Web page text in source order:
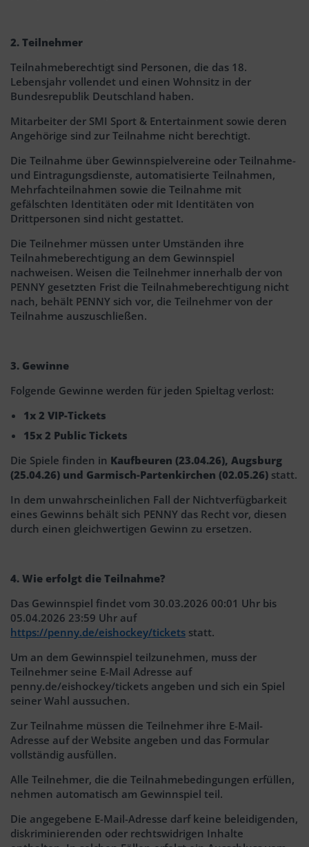
2. Teilnehmer
Teilnahmeberechtigt sind Personen, die das 18.
Lebensjahr vollendet und einen Wohnsitz in der
Bundesrepublik Deutschland haben.
Mitarbeiter der SMI Sport & Entertainment sowie deren
Angehörige sind zur Teilnahme nicht berechtigt.
Die Teilnahme über Gewinnspielvereine oder Teilnahme-
und Eintragungsdienste, automatisierte Teilnahmen,
Mehrfachteilnahmen sowie die Teilnahme mit
gefälschten Identitäten oder mit Identitäten von
Drittpersonen sind nicht gestattet.
Die Teilnehmer müssen unter Umständen ihre
Teilnahmeberechtigung an dem Gewinnspiel
nachweisen. Weisen die Teilnehmer innerhalb der von
PENNY gesetzten Frist die Teilnahmeberechtigung nicht
nach, behält PENNY sich vor, die Teilnehmer von der
Teilnahme auszuschließen.
3. Gewinne
Folgende Gewinne werden für jeden Spieltag verlost:
1x 2 VIP-Tickets
15x 2 Public Tickets
Die Spiele finden in Kaufbeuren (23.04.26), Augsburg
(25.04.26) und Garmisch-Partenkirchen (02.05.26) statt.
In dem unwahrscheinlichen Fall der Nichtverfügbarkeit
eines Gewinns behält sich PENNY das Recht vor, diesen
durch einen gleichwertigen Gewinn zu ersetzen.
4. Wie erfolgt die Teilnahme?
Das Gewinnspiel findet vom 30.03.2026 00:01 Uhr bis
05.04.2026 23:59 Uhr auf
https://penny.de/eishockey/tickets statt.
Um an dem Gewinnspiel teilzunehmen, muss der
Teilnehmer seine E-Mail Adresse auf
penny.de/eishockey/tickets angeben und sich ein Spiel
seiner Wahl aussuchen.
Zur Teilnahme müssen die Teilnehmer ihre E-Mail-
Adresse auf der Website angeben und das Formular
vollständig ausfüllen.
Alle Teilnehmer, die die Teilnahmebedingungen erfüllen,
nehmen automatisch am Gewinnspiel teil.
Die angegebene E-Mail-Adresse darf keine beleidigenden,
diskriminierenden oder rechtswidrigen Inhalte